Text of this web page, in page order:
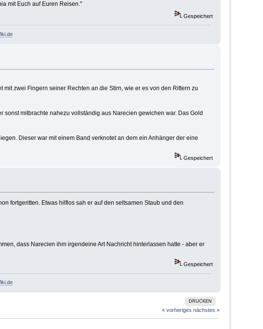
mit Euch auf Euren Reisen."
Gespeichert
zwei Fingern seiner Rechten an die Stirn, wie er es von den Rittern zu
mitbrachte nahezu vollständig aus Narecien gewichen war. Das Gold
Dieser war mit einem Band verknotet an dem ein Anhänger der eine
Gespeichert
fortgeritten. Etwas hilflos sah er auf den seltsamen Staub und den
dass Narecien ihm irgendeine Art Nachricht hinterlassen hatte - aber er
Gespeichert
DRUCKEN
« vorheriges nächstes »